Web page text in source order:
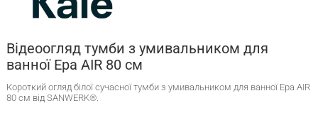
Відеоогляд тумби з умивальником для
ванної Ера AIR 80 см
Короткий огляд білої сучасної тумби з умивальником для ванної Ера AIR
80 см від SANWERK®.